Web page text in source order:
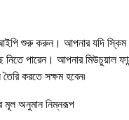
শুরু করুন। আপনার যদি
পারেন। আপনার মিউচুয়াল
করতে সক্ষম হবেন৷
মূল অনুমান নিম্নরূপ